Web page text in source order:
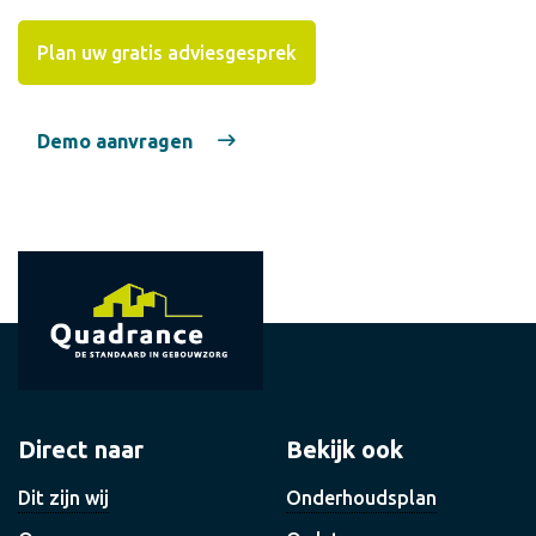
Plan uw gratis adviesgesprek
Demo aanvragen
Direct naar
Dit zijn wij
Bekijk ook
Onderhoudsplan